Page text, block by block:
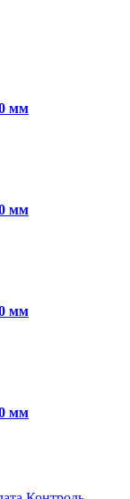
мм
мм
мм
мм